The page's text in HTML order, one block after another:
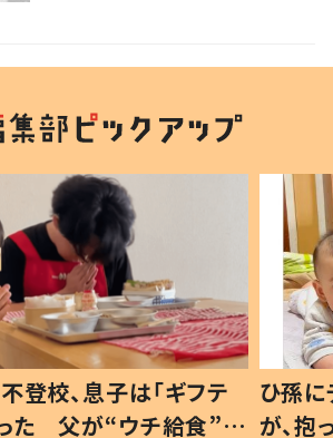
登校、息子は「ギフテ
った 父が“ウチ給食”を
ひ孫
が、